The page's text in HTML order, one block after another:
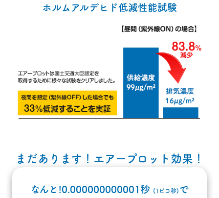
ホルムアルデヒド低減性能試験
まだあります！エアープロット効果！
なんと!0.000000000001秒 (1ピコ秒) で